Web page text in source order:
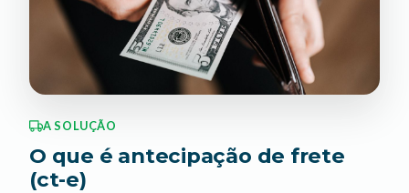
A SOLUÇÃO
O que é antecipação de frete
(ct-e)